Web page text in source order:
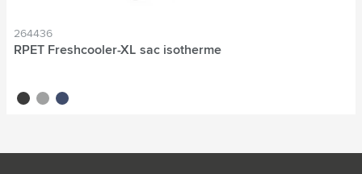
264436
RPET Freshcooler-XL sac isotherme
schwarz
grau blau